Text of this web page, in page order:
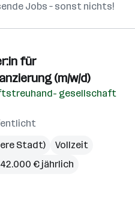
Jobs – sonst nichts!
für
(m/w/d)
gesellschaft
Stadt)
Vollzeit
€ jährlich